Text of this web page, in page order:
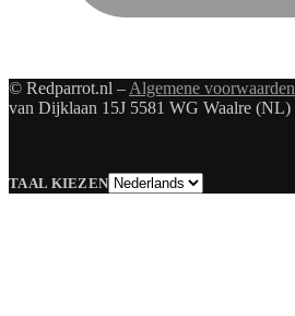
© Redparrot.nl – Algemene voorwaarden
van Dijklaan 15J 5581 WG Waalre (NL)
TAAL KIEZENTaal